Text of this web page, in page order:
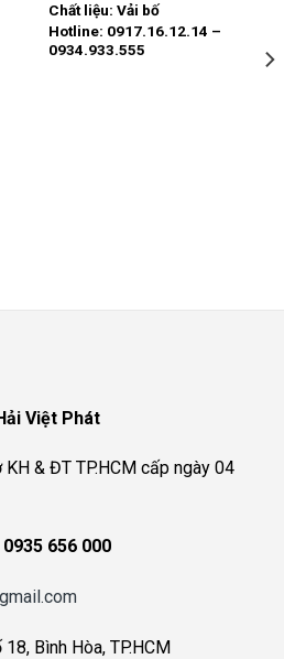
Chất liệu: Vải bố
Hotline: 0917.16.12.14 –
0934.933.555
Việt Phát
& ĐT TP.HCM cấp ngày 04
656 000
Bình Hòa, TP.HCM